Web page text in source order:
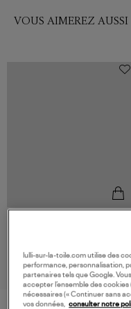
VOUS AIMEREZ AUSSI
85,00 €
lulli-sur-la-toile.com utilise des
performance, personnalisation,
partenaires tels que Google.
accepter l’ensemble des
nécessaires (« Continuer sans
vos données, consulter notre